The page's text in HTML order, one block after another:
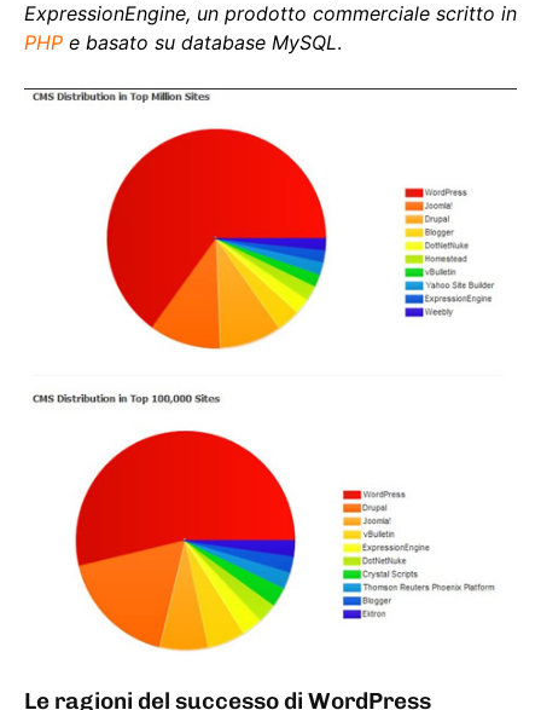
ExpressionEngine, un prodotto commerciale scritto in
PHP e basato su database MySQL.
Le ragioni del successo di WordPress